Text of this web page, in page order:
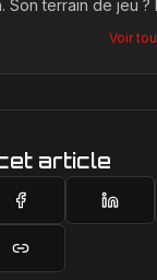
Son terrain de jeu ?
contagieuse les
chez
Voir
article